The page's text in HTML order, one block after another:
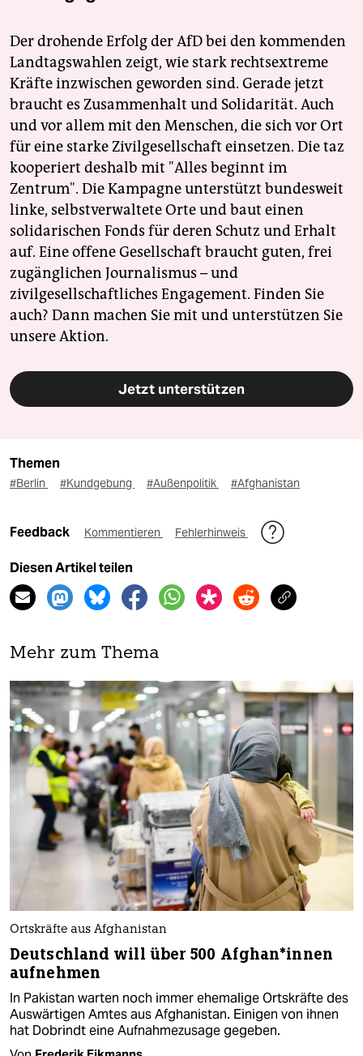
Der drohende Erfolg der AfD bei den kommenden
Landtagswahlen zeigt, wie stark rechtsextreme
Kräfte inzwischen geworden sind. Gerade jetzt
braucht es Zusammenhalt und Solidarität. Auch
und vor allem mit den Menschen, die sich vor Ort
für eine starke Zivilgesellschaft einsetzen. Die taz
kooperiert deshalb mit "Alles beginnt im
Zentrum". Die Kampagne unterstützt bundesweit
linke, selbstverwaltete Orte und baut einen
solidarischen Fonds für deren Schutz und Erhalt
auf. Eine offene Gesellschaft braucht guten, frei
zugänglichen Journalismus – und
zivilgesellschaftliches Engagement. Finden Sie
auch? Dann machen Sie mit und unterstützen Sie
unsere Aktion.
Jetzt unterstützen
Themen
#Berlin #Kundgebung #Außenpolitik #Afghanistan
Feedback Kommentieren Fehlerhinweis
Diesen Artikel teilen
Mehr zum Thema
Ortskräfte aus Afghanistan
Deutschland will über 500 Af­gha­n*in­nen
aufnehmen
In Pakistan warten noch immer ehemalige Ortskräfte des
Auswärtigen Amtes aus Afghanistan. Einigen von ihnen
hat Dobrindt eine Aufnahmezusage gegeben.